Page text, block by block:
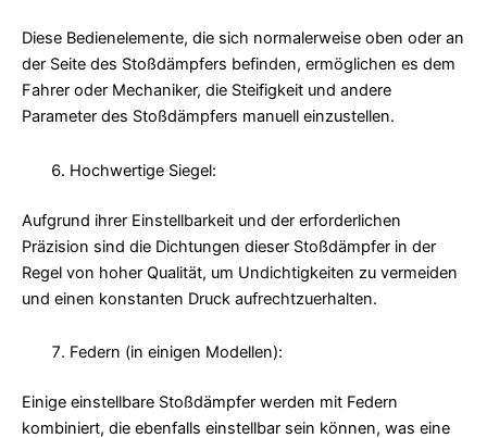
Diese Bedienelemente, die sich normalerweise oben oder an
der Seite des Stoßdämpfers befinden, ermöglichen es dem
Fahrer oder Mechaniker, die Steifigkeit und andere
Parameter des Stoßdämpfers manuell einzustellen.
Hochwertige Siegel:
Aufgrund ihrer Einstellbarkeit und der erforderlichen
Präzision sind die Dichtungen dieser Stoßdämpfer in der
Regel von hoher Qualität, um Undichtigkeiten zu vermeiden
und einen konstanten Druck aufrechtzuerhalten.
Federn (in einigen Modellen):
Einige einstellbare Stoßdämpfer werden mit Federn
kombiniert, die ebenfalls einstellbar sein können, was eine